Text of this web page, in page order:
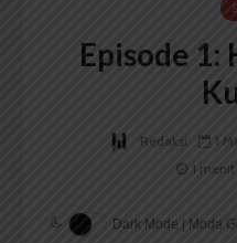
Episode 1:
Redaksi 1
1
Dark Mode | Moda